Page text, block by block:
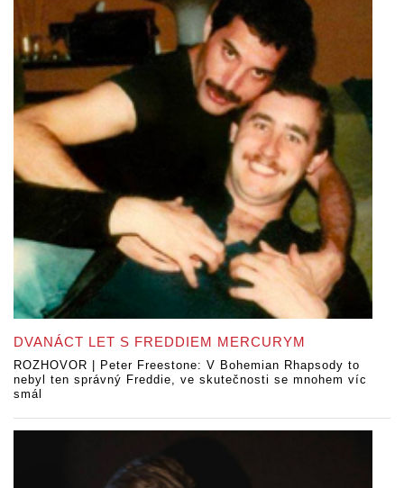
DVANÁCT LET S FREDDIEM MERCURYM
ROZHOVOR | Peter Freestone: V Bohemian Rhapsody to
nebyl ten správný Freddie, ve skutečnosti se mnohem víc
smál